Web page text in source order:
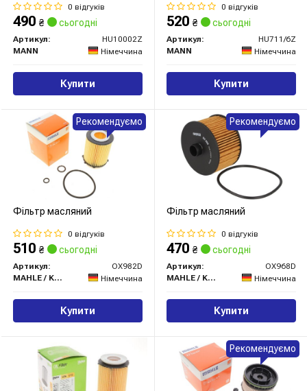
0 відгуків
490 ₴ сьогодні
Артикул:
HU10002Z
MANN
Німеччина
Купити
0 відгуків
520 ₴ сьогодні
Артикул:
HU711/6Z
MANN
Німеччина
Купити
Фільтр масляний
0 відгуків
510 ₴ сьогодні
Артикул:
OX982D
MAHLE / KNECHT
Німеччина
Купити
Рекомендуємо
Фільтр масляний
0 відгуків
470 ₴ сьогодні
Артикул:
OX968D
MAHLE / KNECHT
Німеччина
Купити
Рекомендуємо
Рекомендуємо